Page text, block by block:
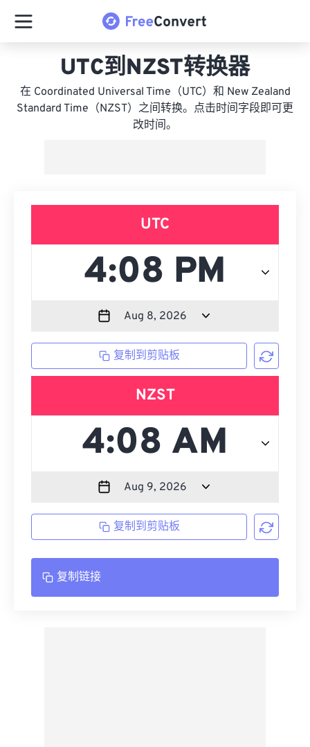
UTC到NZST转换器
在 Coordinated Universal Time（UTC）和 New Zealand
Standard Time（NZST）之间转换。点击时间字段即可更
改时间。
UTC
复制到剪贴板
NZST
复制到剪贴板
复制链接